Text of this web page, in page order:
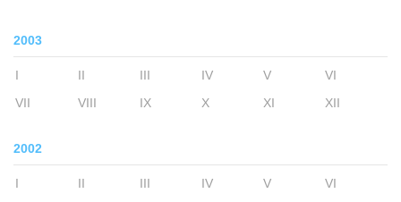
2003
I II III IV V
VI
VII
VIII IX X XI XII
2002
I II III IV V
VI